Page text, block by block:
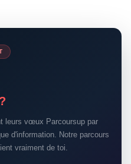
leurs vœux Parcoursup par
d'information. Notre parcours
vraiment de toi.